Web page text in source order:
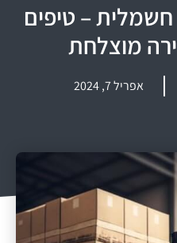
– טיפים
מוצלחת
אפריל 7, 2024